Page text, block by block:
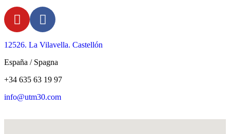
12526. La Vilavella. Castellón
España / Spagna
+34 635 63 19 97
info@utm30.com